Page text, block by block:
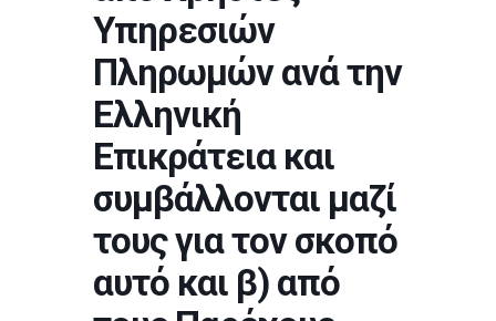
Υπηρεσιών
Πληρωμών ανά την
Ελληνική
Επικράτεια και
συμβάλλονται μαζί
τους για τον σκοπό
αυτό και β) από